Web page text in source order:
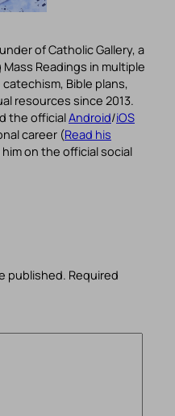
of Catholic Gallery, a
Readings in multiple
Bible plans,
resources since 2013.
the officialAndroid/iOS
career (Read his
on the official social
published. Required